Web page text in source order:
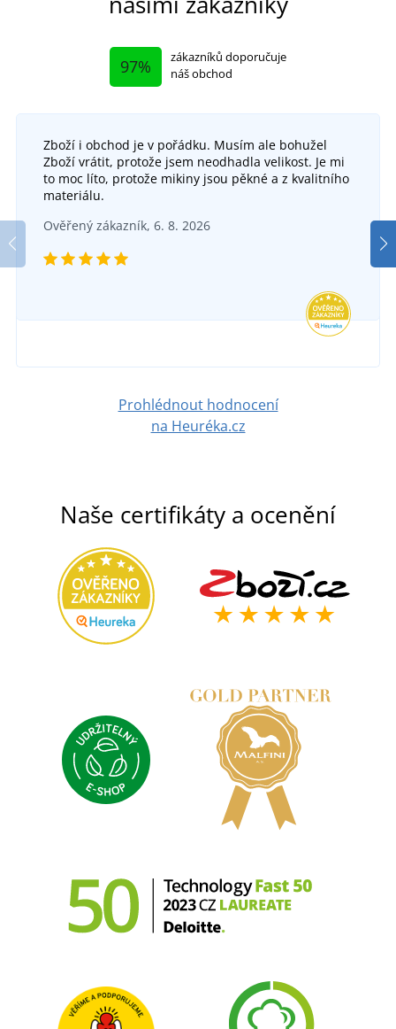
Multifunkční šátek Twister
50 Kč
97%
zákazníků doporučuje
náš obchod
Zboží i obchod je v pořádku. Musím ale bohužel
Zboží vrátit, protože jsem neodhadla velikost. Je mi
to moc líto, protože mikiny jsou pěkné a z kvalitního
materiálu.
Ověřený zákazník, 6. 8. 2026
Prohlédnout hodnocení
na Heuréka.cz
Naše certifikáty a ocenění